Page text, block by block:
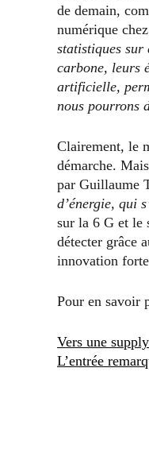
de demain,
numérique
statistiques sur
carbone, leurs
artificielle,
nous pourrons
Clairement, le
démarche.
par Guillaume
d’énergie, qui
sur la 6 G et le
détecter grâce
innovation
Pour en savoir
Vers une
L’entrée